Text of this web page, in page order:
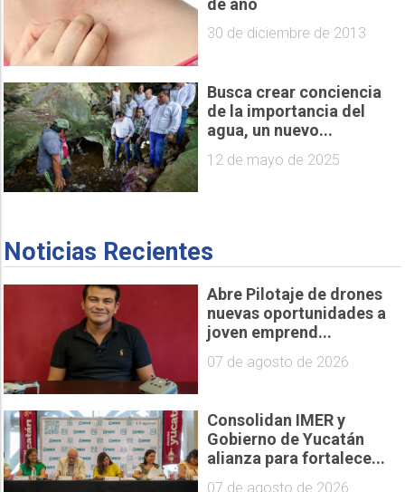
de año
30 de diciembre de 2013
Busca crear conciencia
de la importancia del
agua, un nuevo...
12 de mayo de 2025
Noticias Recientes
Abre Pilotaje de drones
nuevas oportunidades a
joven emprend...
07 de agosto de 2026
Consolidan IMER y
Gobierno de Yucatán
alianza para fortalece...
07 de agosto de 2026